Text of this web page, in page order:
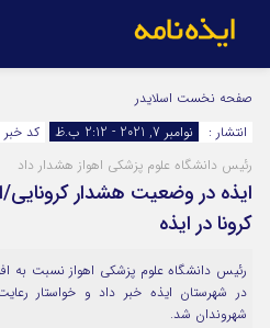
اینستاگرام
سروش
رمز عبور
مرا به خاطر بسپار
صفحه نخست اسلایدر
انتشار :
نوامبر 7, 2021 - 2:12 ب.ظ کد خبر
رئیس دانشگاه علوم پزشکی اهواز هشدار داد
کرونا در ایذه
در شهرستان ایذه خبر داد و خواستار
شهروندان شد.